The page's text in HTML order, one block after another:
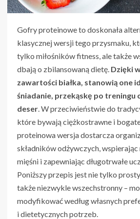
Gofry proteinowe to doskonała
klasycznej wersji tego przysmaku,
tylko miłośników fitness, ale także
dbają o zbilansowaną dietę. Dzięki
zawartości białka, stanowią one
śniadanie, przekąskę po treningu
deser. W przeciwieństwie do
które bywają ciężkostrawne i
proteinowa wersja dostarcza
składników odżywczych,
mięśni i zapewniając długotrwałe
Poniższy przepis jest nie tylko
także niezwykle wszechstronny –
modyfikować według własnych
i dietetycznych potrzeb.